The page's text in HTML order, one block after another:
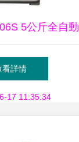
5公斤全自動
約設計與高效
居家之選
看詳情
17 11:35:34